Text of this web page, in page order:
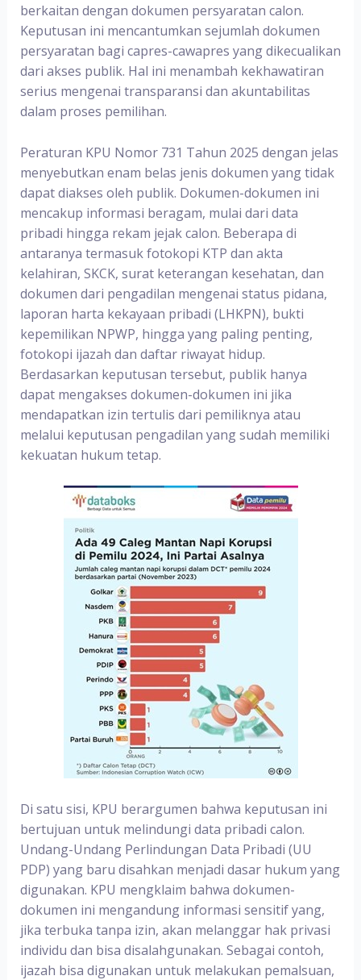
berkaitan dengan dokumen persyaratan calon.
Keputusan ini mencantumkan sejumlah dokumen
persyaratan bagi capres-cawapres yang dikecualikan
dari akses publik. Hal ini menambah kekhawatiran
serius mengenai transparansi dan akuntabilitas
dalam proses pemilihan.
Peraturan KPU Nomor 731 Tahun 2025 dengan jelas
menyebutkan enam belas jenis dokumen yang tidak
dapat diakses oleh publik. Dokumen-dokumen ini
mencakup informasi beragam, mulai dari data
pribadi hingga rekam jejak calon. Beberapa di
antaranya termasuk fotokopi KTP dan akta
kelahiran, SKCK, surat keterangan kesehatan, dan
dokumen dari pengadilan mengenai status pidana,
laporan harta kekayaan pribadi (LHKPN), bukti
kepemilikan NPWP, hingga yang paling penting,
fotokopi ijazah dan daftar riwayat hidup.
Berdasarkan keputusan tersebut, publik hanya
dapat mengakses dokumen-dokumen ini jika
mendapatkan izin tertulis dari pemiliknya atau
melalui keputusan pengadilan yang sudah memiliki
kekuatan hukum tetap.
Di satu sisi, KPU berargumen bahwa keputusan ini
bertujuan untuk melindungi data pribadi calon.
Undang-Undang Perlindungan Data Pribadi (UU
PDP) yang baru disahkan menjadi dasar hukum yang
digunakan. KPU mengklaim bahwa dokumen-
dokumen ini mengandung informasi sensitif yang,
jika terbuka tanpa izin, akan melanggar hak privasi
individu dan bisa disalahgunakan. Sebagai contoh,
ijazah bisa digunakan untuk melakukan pemalsuan,